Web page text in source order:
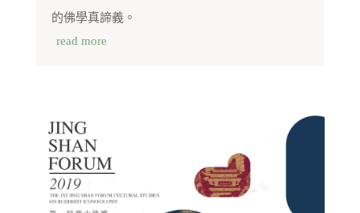
的佛學真諦義。
read more